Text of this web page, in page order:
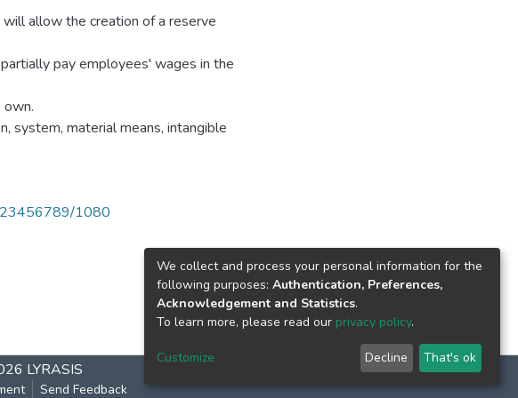
allow the creation of a reserve
pay employees' wages in the
system, material means, intangible
1080
LYRASIS
Send Feedback
We collect and process your personal information for the
following purposes: Authentication, Preferences,
Acknowledgement and Statistics.
To learn more, please read our privacy policy.
Customize Decline That's ok